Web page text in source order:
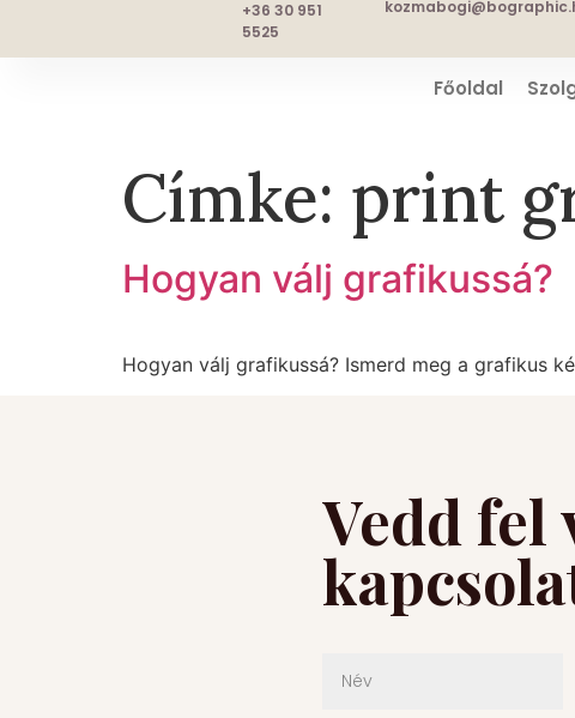
+36 30 951
5525
Főoldal
Címke: print
Hogyan válj grafikussá?
Hogyan válj grafikussá? Ismerd meg a grafikus
Vedd fel